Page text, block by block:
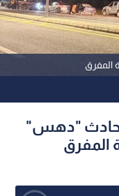
المفرق
بحادث "دهس"
المفرق